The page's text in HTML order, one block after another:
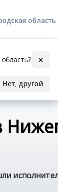
область
Нет, другой